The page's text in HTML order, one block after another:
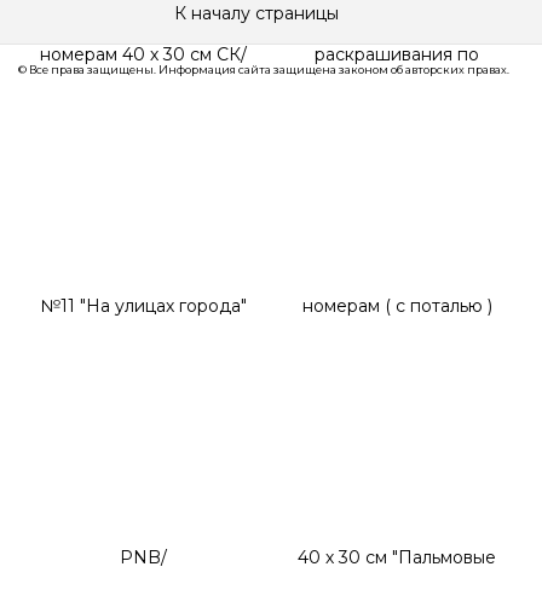
К началу страницы
© Все права защищены. Информация сайта защищена законом об авторских правах.